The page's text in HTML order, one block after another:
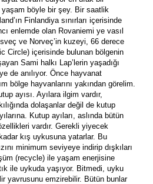
böyle bir şey. Bir saatlik
Finlandiya sınırları içerisinde
enlemde olan Rovaniemi ye vasıl
ve Norveç’in kuzeyi, 66 derece
Circle) içerisinde bulunan bölgenin
Sami halkı Lap’lerin yaşadığı
de anılıyor. Önce hayvanat
bölge hayvanlarını yakından görelim.
ayısı. Ayılara ilgim vardır,
dolaşanlar değil de kutup
Kutup ayıları, aslında bütün
vardır. Gerekli yiyecek
kış uykusuna yatarlar. Bu
minimum seviyeye indirip dışkıları
(recycle) ile yaşam enerjisine
ile uykuda yaşıyor. Bitmedi, uyku
yavrusunu emzirebilir. Bütün bunlar